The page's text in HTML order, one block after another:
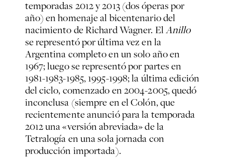
temporadas 2012 y 2013 (dos óperas por
año) en homenaje al bicentenario del
nacimiento de Richard Wagner. ElAnillo
se representó por última vez en la
Argentina completo en un solo año en
1967; luego se representó por partes en
1981-1983-1985, 1995-1998; la última edición
del ciclo, comenzado en 2004-2005, quedó
inconclusa (siempre en el Colón, que
recientemente anunció para la temporada
2012 una «versión abreviada» de la
Tetralogía en una sola jornada con
producción importada).